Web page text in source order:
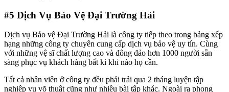
#5 Dịch Vụ Bảo Vệ Đại Trường Hải
Dịch vụ Bảo vệ Đại Trường Hải là công ty tiếp theo trong bảng xếp
hạng những công ty chuyên cung cấp dịch vụ bảo vệ uy tín. Cùng
với những vệ sĩ chất lượng cao và đông đảo hơn 1000 người sẵn
sàng phục vụ khách hàng bất kì khi nào họ cần.
Tất cả nhân viên ở công ty đều phải trải qua 2 tháng luyện tập
nghiệp vụ võ thuật cũng như nhiều bài tập khác. Ngoài ra phong